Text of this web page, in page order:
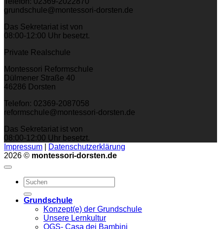
grundschule@montessori-dorsten.de
Das Sekretariat ist von
08:00-12:00 Uhr besetzt.
Private Realschule
Montessori Reformschule
Dülmener Straße 40
46286 Dorsten
Telefon: 02369-2087058
reformschule@montessori-dorsten.de
Das Sekretariat ist von
08:00-12:00 Uhr besetzt.
Impressum
Datenschutzerklärung
2026 © montessori-dorsten.de
Grundschule
Konzept(e) der Grundschule
Unsere Lernkultur
OGS- Casa dei Bambini